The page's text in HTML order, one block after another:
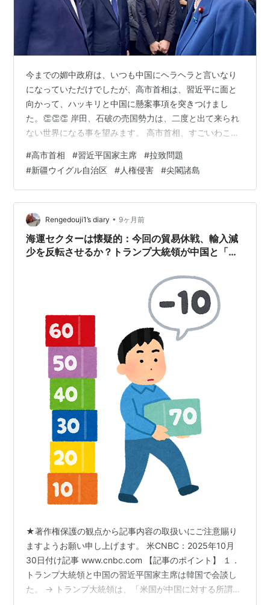
今までの媚中政府は、いつも中国にヘラヘラと言いなり
になっていただけでしたが、高市首相は、習近平に面と
向かって、ハッキリと中国に懸案事項を突きつけまし
た。👏👏👏 岸田、石破の売国勢力は、二度と出て来られ
ない世界になる事を望みます。 高市首相、すごいわこの
意見の相違があるのは事実だ。具体的に率直に述べた」
… pic.twitter.com/z3P09ejrWm — TotalNewsWorld
(@turningpointjpn) 2025年10月31日 【速報】尖閣や日
本人拘束から香港や新疆ウイグル自治区めぐる問題まで
「率直に申し上げた」 高市首…
#高市首相 #習近平国家主席 #拉致問題
#新疆ウイグル自治区 #人権侵害 #尖閣諸島
Rengedouji1’s diary • 9ヶ月前
海運セクターは懐疑的：今回の貿易休戦、輸入減
少を反転させるか？トランプ大統領が中国と「デ
★著作権保護の観点から記事内容の取扱いにご注意賜り
ますようお願い申し上げます。 米CNBC：2025年10月
30日付け記事 www.cnbc.com 【記事のポイント】 １．
トランプ大統領と中国の習近平国家主席は韓国で会談し
た。 → トランプ大統領は、「米国が中国に対する所謂